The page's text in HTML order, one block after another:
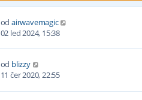
od airwavemagic
02 led 2024, 15:38
od blizzy
11 čer 2020, 22:55